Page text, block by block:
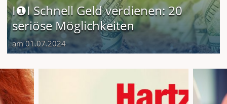
I❶I Schnell Geld verdienen: 20
seriöse Möglichkeiten
am 01.07.2024